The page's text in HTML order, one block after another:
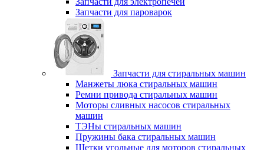
Запчасти для пароварок
Запчасти для стиральных машин
Манжеты люка стиральных машин
Ремни привода стиральных машин
Моторы сливных насосов стиральных
машин
ТЭНы стиральных машин
Пружины бака стиральных машин
Щетки угольные для моторов стиральных